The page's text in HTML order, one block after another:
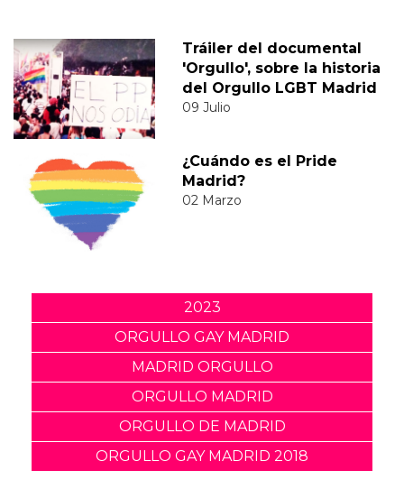
Tráiler del documental
'Orgullo', sobre la historia
del Orgullo LGBT Madrid
09 Julio
¿Cuándo es el Pride
Madrid?
02 Marzo
2023
ORGULLO GAY MADRID
MADRID ORGULLO
ORGULLO MADRID
ORGULLO DE MADRID
ORGULLO GAY MADRID 2018